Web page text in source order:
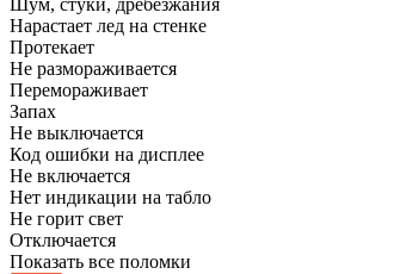
Шум, стуки, дребезжания
Нарастает лед на стенке
Протекает
Не размораживается
Перемораживает
Запах
Не выключается
Код ошибки на дисплее
Не включается
Нет индикации на табло
Не горит свет
Отключается
Показать все поломки